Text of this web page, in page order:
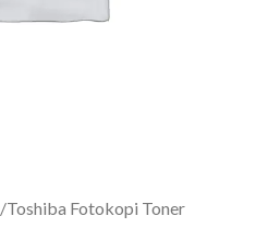
/Toshiba Fotokopi Toner